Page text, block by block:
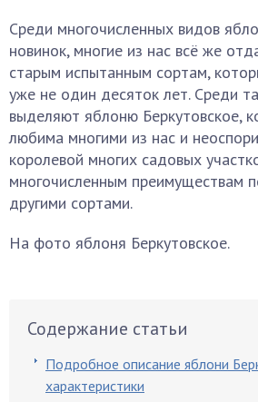
Среди многочисленных видов
новинок, многие из нас всё же
старым испытанным сортам,
уже не один десяток лет. Среди
выделяют яблоню Беркутовское,
любима многими из нас и
королевой многих садовых
многочисленным преимуществам
другими сортами.
На фото яблоня Беркутовское.
Содержание статьи
Подробное описание яблони
характеристики